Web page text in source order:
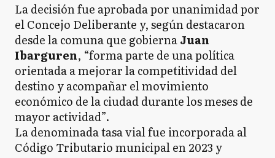
La decisión fue aprobada por unanimidad por
el Concejo Deliberante y, según destacaron
desde la comuna que gobiernaJuan
Ibarguren, “forma parte de una política
orientada a mejorar la competitividad del
destino y acompañar el movimiento
económico de la ciudad durante los meses de
mayor actividad”.
La denominada tasa vial fue incorporada al
Código Tributario municipal en 2023 y